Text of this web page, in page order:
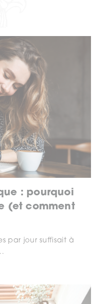
: pourquoi
(et comment
par jour suffisait à